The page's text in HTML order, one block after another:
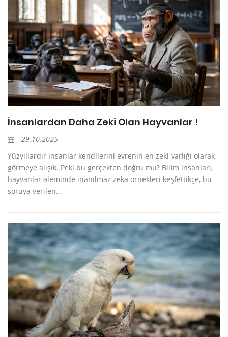
İnsanlardan Daha Zeki Olan Hayvanlar !
29.10.2025
Yüzyıllardır insanlar kendilerini evrenin en zeki varlığı olarak
görmeye alışık. Peki bu gerçekten doğru mu? Bilim insanları,
hayvanlar aleminde inanılmaz zeka örnekleri keşfettikçe, bu
soruya verilen...